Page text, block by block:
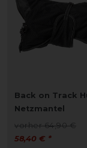
Back on Track
Netzmantel
vorher 64,90 €
58,40 € *